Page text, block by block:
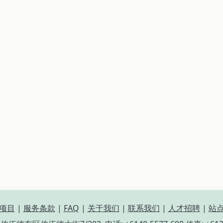
目 | 服务条款 | FAQ | 关于我们 | 联系我们 | 人才招聘| 站